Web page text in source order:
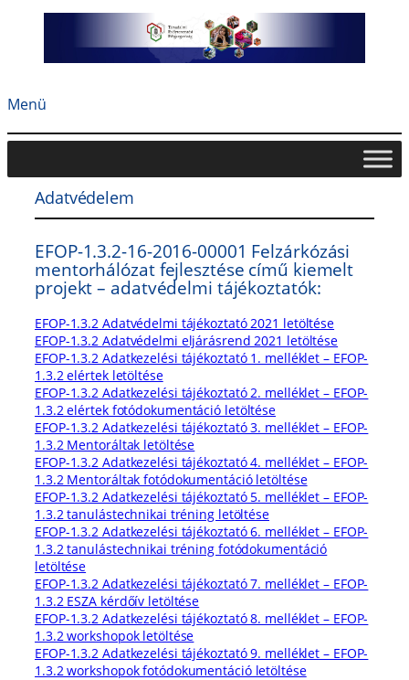
Menü
Adatvédelem
EFOP-1.3.2-16-2016-00001 Felzárkózási
mentorhálózat fejlesztése című kiemelt
projekt – adatvédelmi tájékoztatók:
EFOP-1.3.2 Adatvédelmi tájékoztató 2021 letöltése
EFOP-1.3.2 Adatvédelmi eljárásrend 2021 letöltése
EFOP-1.3.2 Adatkezelési tájékoztató 1. melléklet – EFOP-
1.3.2 elértek letöltése
EFOP-1.3.2 Adatkezelési tájékoztató 2. melléklet – EFOP-
1.3.2 elértek fotódokumentáció letöltése
EFOP-1.3.2 Adatkezelési tájékoztató 3. melléklet – EFOP-
1.3.2 Mentoráltak letöltése
EFOP-1.3.2 Adatkezelési tájékoztató 4. melléklet – EFOP-
1.3.2 Mentoráltak fotódokumentáció letöltése
EFOP-1.3.2 Adatkezelési tájékoztató 5. melléklet – EFOP-
1.3.2 tanulástechnikai tréning letöltése
EFOP-1.3.2 Adatkezelési tájékoztató 6. melléklet – EFOP-
1.3.2 tanulástechnikai tréning fotódokumentáció
letöltése
EFOP-1.3.2 Adatkezelési tájékoztató 7. melléklet – EFOP-
1.3.2 ESZA kérdőív letöltése
EFOP-1.3.2 Adatkezelési tájékoztató 8. melléklet – EFOP-
1.3.2 workshopok letöltése
EFOP-1.3.2 Adatkezelési tájékoztató 9. melléklet – EFOP-
1.3.2 workshopok fotódokumentáció letöltése